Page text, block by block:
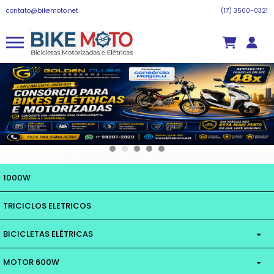
contato@bikemoto.net (17) 3500-0321
1000W
TRICICLOS ELETRICOS
BICICLETAS ELÉTRICAS
MOTOR 350W
MOTOR 600W